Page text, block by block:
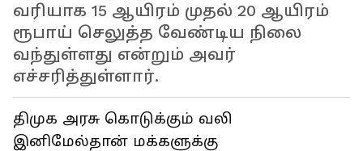
வரியாக 15 ஆயிரம் முதல் 20 ஆயிரம்
ரூபாய் செலுத்த வேண்டிய நிலை
வந்துள்ளது என்றும் அவர்
எச்சரித்துள்ளார்.
திமுக அரசு கொடுக்கும் வலி
இனிமேல்தான் மக்களுக்கு